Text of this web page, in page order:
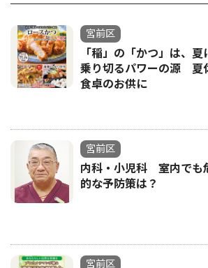
宮前区
「稲」の「かつ」は、
乗り切るパワーの源 夏
食卓のお供に
宮前区
内科・小児科 室内でも
的な予防策は？
宮前区